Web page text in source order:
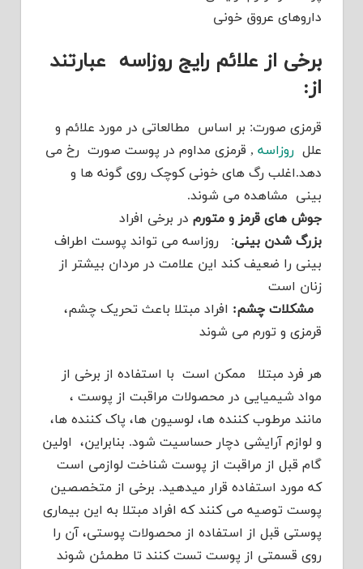
داروهای عروق خونی
برخی از علائم رایج روزاسه عبارتند
از:
قرمزی صورت: بر اساس مطالعاتی در مورد علائم و
علل روزاسه , قرمزی مداوم در پوست صورت رخ می
دهد.اغلب رگ های خونی کوچک روی گونه ها و
بینی مشاهده می شوند.
جوش های قرمز و متورم در برخی افراد
بزرگ شدن بینی: روزاسه می تواند پوست اطراف
بینی را ضعیف کند این علامت در مردان بیشتر از
زنان است
مشکلات چشم: افراد مبتلا باعث تحریک چشم،
قرمزی و تورم می شوند
هر فرد مبتلا ممکن است با استفاده از برخی از
مواد شیمیایی در محصولات مراقبت از پوست ،
مانند مرطوب کننده ها، لوسیون ها، پاک کننده ها،
و لوازم آرایشی دچار حساسیت شود. بنابراین، اولین
گام قبل از مراقبت از پوست شناخت لوازمی است
که مورد استفاده قرار میدهید. برخی از متخصصین
پوست توصیه می کنند که افراد مبتلا به این بیماری
پوستی قبل از استفاده از محصولات پوستی، آن را
روی قسمتی از پوست تست کنند تا مطمئن شوند